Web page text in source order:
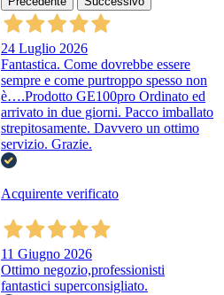
24 Luglio 2026
Fantastica. Come dovrebbe essere
sempre e come purtroppo spesso non
è….Prodotto GE100pro Ordinato ed
arrivato in due giorni. Pacco imballato
strepitosamente. Davvero un ottimo
servizio. Grazie.
Acquirente verificato
11 Giugno 2026
Ottimo negozio,professionisti
fantastici superconsigliato.